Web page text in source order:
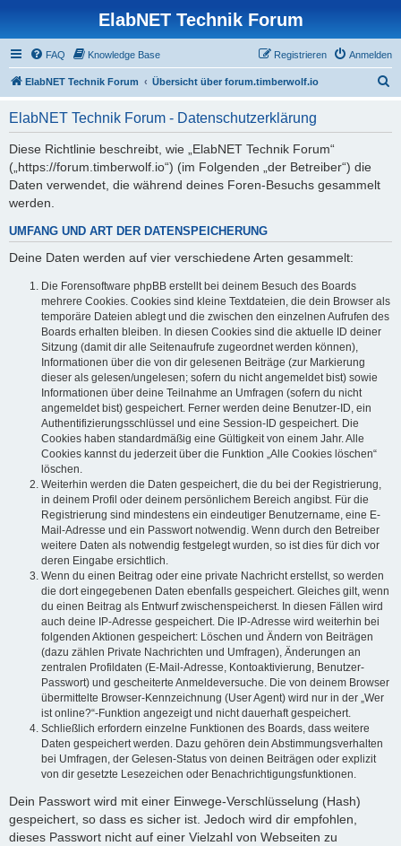
ElabNET Technik Forum
FAQ Knowledge Base Anmelden
Registrieren
ElabNET Technik Forum Übersicht über forum.timberwolf.io
ElabNET Technik Forum - Datenschutzerklärung
Diese Richtlinie beschreibt, wie „ElabNET Technik Forum“
(„https://forum.timberwolf.io“) (im Folgenden „der Betreiber“) die
Daten verwendet, die während deines Foren-Besuchs gesammelt
werden.
UMFANG UND ART DER DATENSPEICHERUNG
Deine Daten werden auf vier verschiedene Arten gesammelt:
Die Forensoftware phpBB erstellt bei deinem Besuch des Boards
mehrere Cookies. Cookies sind kleine Textdateien, die dein Browser als
temporäre Dateien ablegt und die zwischen den einzelnen Aufrufen des
Boards erhalten bleiben. In diesen Cookies sind die aktuelle ID deiner
Sitzung (damit dir alle Seitenaufrufe zugeordnet werden können),
Informationen über die von dir gelesenen Beiträge (zur Markierung
dieser als gelesen/ungelesen; sofern du nicht angemeldet bist) sowie
Informationen über deine Teilnahme an Umfragen (sofern du nicht
angemeldet bist) gespeichert. Ferner werden deine Benutzer-ID, ein
Authentifizierungsschlüssel und eine Session-ID gespeichert. Die
Cookies haben standardmäßig eine Gültigkeit von einem Jahr. Alle
Cookies kannst du jederzeit über die Funktion „Alle Cookies löschen“
löschen.
Weiterhin werden die Daten gespeichert, die du bei der Registrierung,
in deinem Profil oder deinem persönlichem Bereich angibst. Für die
Registrierung sind mindestens ein eindeutiger Benutzername, eine E-
Mail-Adresse und ein Passwort notwendig. Wenn durch den Betreiber
weitere Daten als notwendig festgelegt wurden, so ist dies für dich vor
deren Eingabe ersichtlich.
Wenn du einen Beitrag oder eine private Nachricht erstellst, so werden
die dort eingegebenen Daten ebenfalls gespeichert. Gleiches gilt, wenn
du einen Beitrag als Entwurf zwischenspeicherst. In diesen Fällen wird
auch deine IP-Adresse gespeichert. Die IP-Adresse wird weiterhin bei
folgenden Aktionen gespeichert: Löschen und Ändern von Beiträgen
(dazu zählen Private Nachrichten und Umfragen), Änderungen an
zentralen Profildaten (E-Mail-Adresse, Kontoaktivierung, Benutzer-
Passwort) und gescheiterte Anmeldeversuche. Die von deinem Browser
übermittelte Browser-Kennzeichnung (User Agent) wird nur in der „Wer
ist online?“-Funktion angezeigt und nicht dauerhaft gespeichert.
Schließlich erfordern einzelne Funktionen des Boards, dass weitere
Daten gespeichert werden. Dazu gehören dein Abstimmungsverhalten
bei Umfragen, der Gelesen-Status von deinen Beiträgen oder explizit
von dir gesetzte Lesezeichen oder Benachrichtigungsfunktionen.
Dein Passwort wird mit einer Einwege-Verschlüsselung (Hash)
gespeichert, so dass es sicher ist. Jedoch wird dir empfohlen,
dieses Passwort nicht auf einer Vielzahl von Webseiten zu